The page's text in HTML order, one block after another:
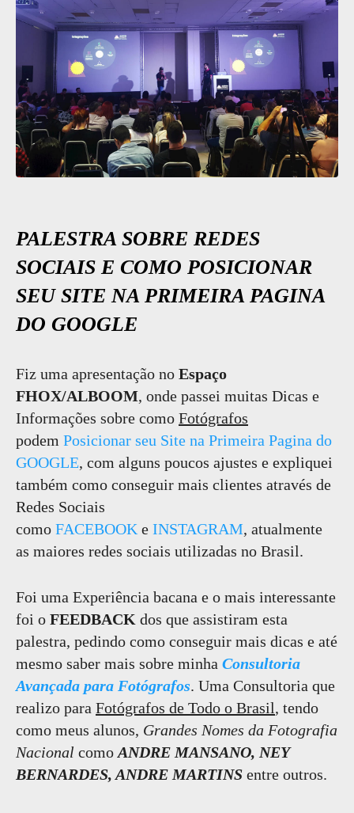
PALESTRA SOBRE REDES
SOCIAIS E COMO POSICIONAR
SEU SITE NA PRIMEIRA PAGINA
DO GOOGLE
Fiz uma apresentação no Espaço
FHOX/ALBOOM, onde passei muitas Dicas e
Informações sobre como Fotógrafos
podem Posicionar seu Site na Primeira Pagina do
GOOGLE, com alguns poucos ajustes e expliquei
também como conseguir mais clientes através de
Redes Sociais
como FACEBOOK e INSTAGRAM, atualmente
as maiores redes sociais utilizadas no Brasil.
Foi uma Experiência bacana e o mais interessante
foi o FEEDBACK dos que assistiram esta
palestra, pedindo como conseguir mais dicas e até
mesmo saber mais sobre minha Consultoria
Avançada para Fotógrafos. Uma Consultoria que
realizo para Fotógrafos de Todo o Brasil, tendo
como meus alunos, Grandes Nomes da Fotografia
Nacional como ANDRE MANSANO, NEY
BERNARDES, ANDRE MARTINS entre outros.